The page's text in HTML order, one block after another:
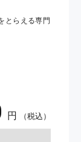
とらえる専門
円 （税込）